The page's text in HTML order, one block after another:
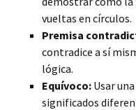
vueltas en círculos.
Premisa
contradice a sí
lógica.
Equívoco: Usar
significados